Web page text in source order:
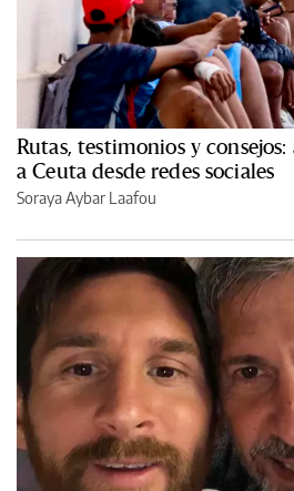
Rutas, testimonios y
a Ceuta desde redes sociales
Soraya Aybar Laafou